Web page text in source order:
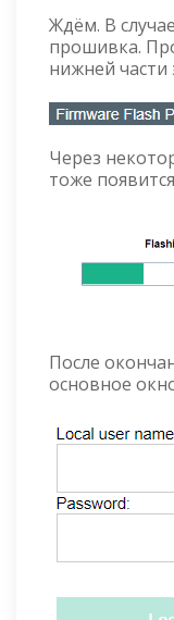
Ждём. В
прошивка.
нижней части
Через
тоже
После
основное